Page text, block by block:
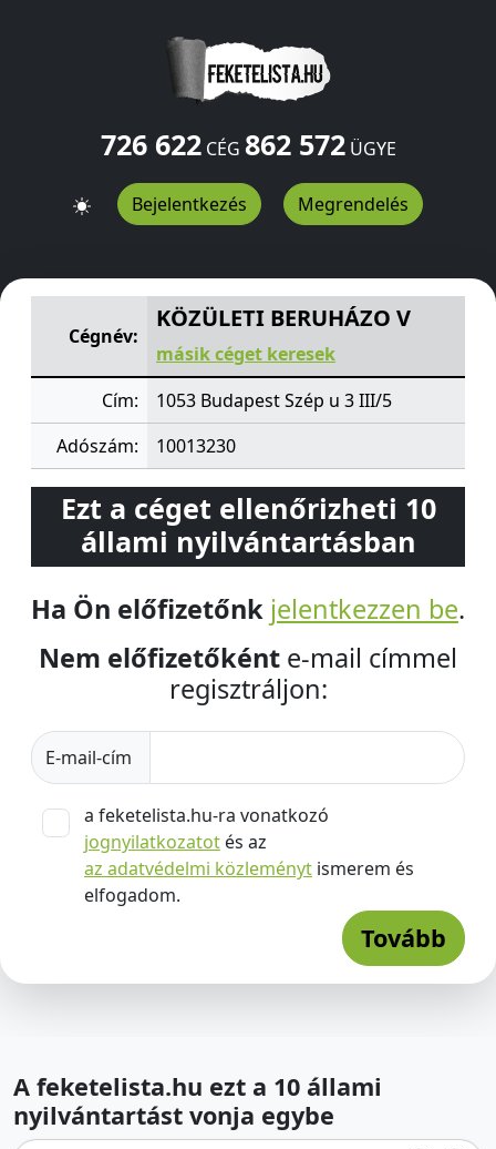
726 622CÉG 862 572ÜGYE
Bejelentkezés Megrendelés
KÖZÜLETI BERUHÁZO V Szép u 3 III/5 Budapest
Cégnév:
KÖZÜLETI BERUHÁZO V
másik céget keresek
Cím:
1053 Budapest Szép u 3 III/5
Adószám:
10013230
Ezt a céget ellenőrizheti 10
állami nyilvántartásban
Ha Ön előfizetőnk jelentkezzen be.
Nem előfizetőként e-mail címmel
regisztráljon:
E-mail-cím
a feketelista.hu-ra vonatkozó
jognyilatkozatot és az
az adatvédelmi közleményt ismerem és
elfogadom.
Tovább
A feketelista.hu ezt a 10 állami
nyilvántartást vonja egybe